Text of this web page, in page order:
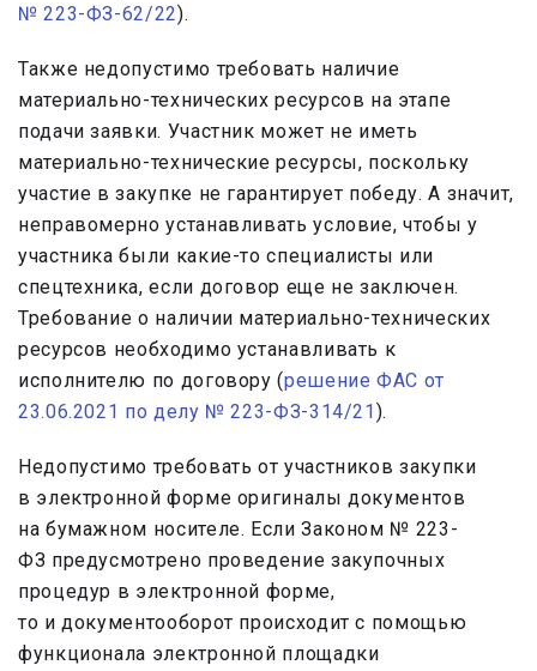
№ 223-ФЗ-62/22).
Также недопустимо требовать наличие
материально-технических ресурсов на этапе
подачи заявки. Участник может не иметь
материально-технические ресурсы, поскольку
участие в закупке не гарантирует победу. А значит,
неправомерно устанавливать условие, чтобы у
участника были какие-то специалисты или
спецтехника, если договор еще не заключен.
Требование о наличии материально-технических
ресурсов необходимо устанавливать к
исполнителю по договору (решение ФАС от
23.06.2021 по делу № 223-ФЗ-314/21).
Недопустимо требовать от участников закупки
в электронной форме оригиналы документов
на бумажном носителе. Если Законом № 223-
ФЗ предусмотрено проведение закупочных
процедур в электронной форме,
то и документооборот происходит с помощью
функционала электронной площадки